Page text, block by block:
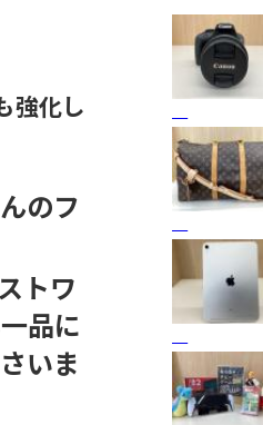
強化し
のフ
トワ
品に
いま